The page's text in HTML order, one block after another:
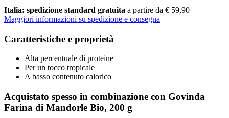
Italia: spedizione standard gratuita a partire da € 59,90
Maggiori informazioni su spedizione e consegna
Caratteristiche e proprietà
Alta percentuale di proteine
Per un tocco tropicale
A basso contenuto calorico
Acquistato spesso in combinazione con Govinda
Farina di Mandorle Bio, 200 g